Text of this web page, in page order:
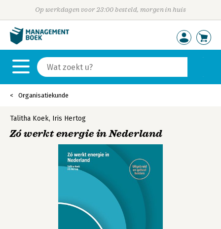
Op werkdagen voor 23:00 besteld, morgen in huis
Organisatiekunde
Talitha Koek, Iris Hertog
Zó werkt energie in Nederland